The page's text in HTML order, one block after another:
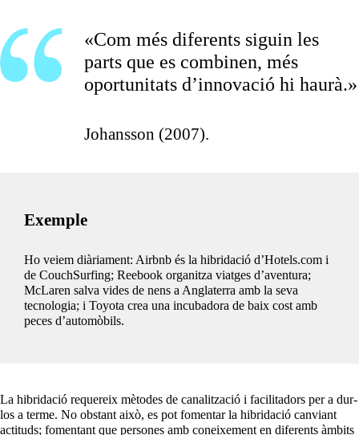
«Com més diferents siguin les
parts que es combinen, més
oportunitats d’innovació hi haurà.»
Johansson (2007).
Exemple
Ho veiem diàriament: Airbnb és la hibridació d’Hotels.com i
de CouchSurfing; Reebook organitza viatges d’aventura;
McLaren salva vides de nens a Anglaterra amb la seva
tecnologia; i Toyota crea una incubadora de baix cost amb
peces d’automòbils.
La hibridació requereix mètodes de canalització i facilitadors per a dur-
los a terme. No obstant això, es pot fomentar la hibridació canviant
actituds; fomentant que persones amb coneixement en diferents àmbits